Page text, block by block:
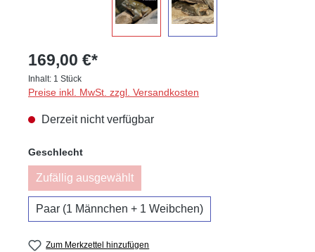
169,00 €*
Inhalt: 1 Stück
Preise inkl. MwSt. zzgl. Versandkosten
Derzeit nicht verfügbar
Geschlechtauswählen
Zufällig ausgewählt
(Diese Option ist zurzeit nicht verfügbar.)
Paar (1 Männchen + 1 Weibchen)
Zum Merkzettel hinzufügen